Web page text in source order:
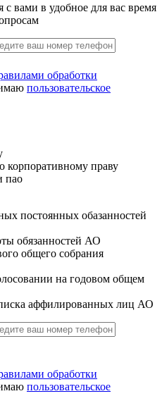
вами в удобное для вас время
обработки
пользовательское
корпоративному праву
пао
постоянных обазанностей
обязанностей АО
общего собрания
на годовом общем
аффилированных лиц АО
обработки
пользовательское